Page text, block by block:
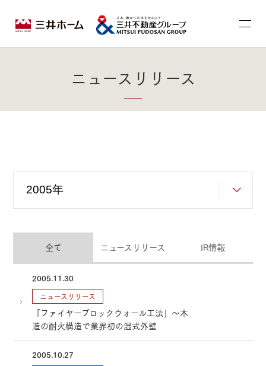
ニュースリリース
全て ニュースリリース IR情報
2005.11.30
ニュースリリース
「ファイヤーブロックウォール工法」～木
造の耐火構造で業界初の湿式外壁
2005.10.27